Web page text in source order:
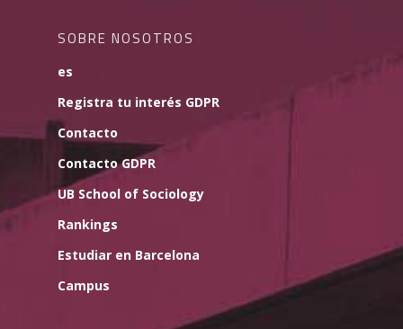
SOBRE NOSOTROS
es
Registra tu interés GDPR
Contacto
Contacto GDPR
UB School of Sociology
Rankings
Estudiar en Barcelona
Campus